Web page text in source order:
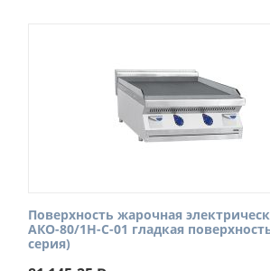
Поверхность жарочная
АКО-80/1Н-С-01 гладкая
серия)